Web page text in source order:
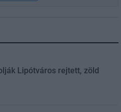
Lipótváros rejtett, zöld